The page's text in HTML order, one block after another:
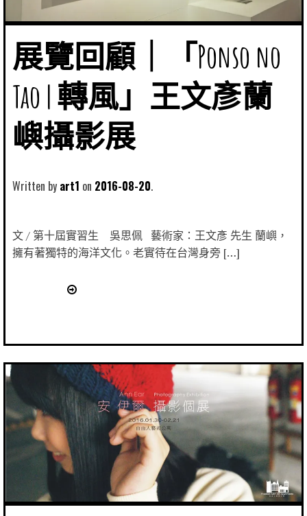
展覽回顧｜「Ponso no
Tao | 轉風」王文彥蘭
嶼攝影展
Written by art1 2016-08-20
文 / 第十屆實習生 吳思佩 藝術家：王文彥 先生 蘭嶼，
擁有著獨特的海洋文化。老實待在台灣身旁 […]